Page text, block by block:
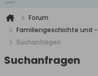
Forum
Familiengeschichte und
Suchanfragen
Suchanfragen